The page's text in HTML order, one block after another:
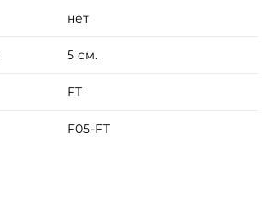
нет
5 см.
FT
F05-FT